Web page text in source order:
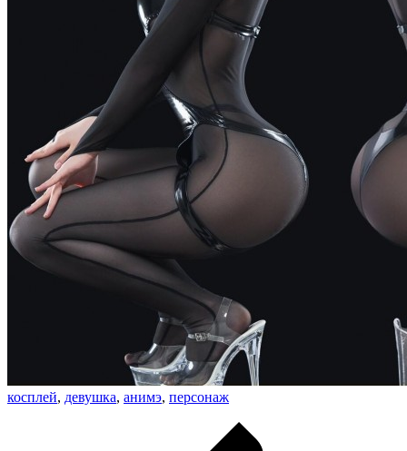
косплей, девушка, анимэ, персонаж